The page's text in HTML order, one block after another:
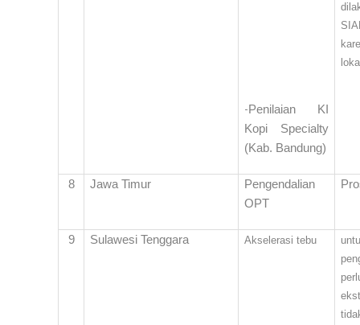
-Penilaian KI
Kopi Specialty
(Kab. Bandung)
8 Jawa Timur
Pengendalian
OPT
9 Sulawesi Tenggara Akselerasi tebu